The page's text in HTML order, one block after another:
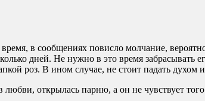
в сообщениях повисло молчание,
дней. Не нужно в это время
роз. В ином случае, не стоит падать духом
любви, открылась парню, а он не чувствует